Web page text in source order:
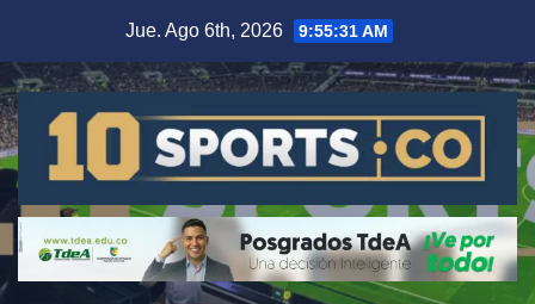
Jue. Ago 6th, 2026 9:55:32 AM